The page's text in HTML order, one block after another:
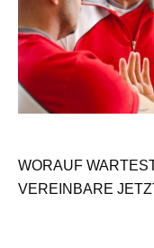
WORAUF
VEREINBARE